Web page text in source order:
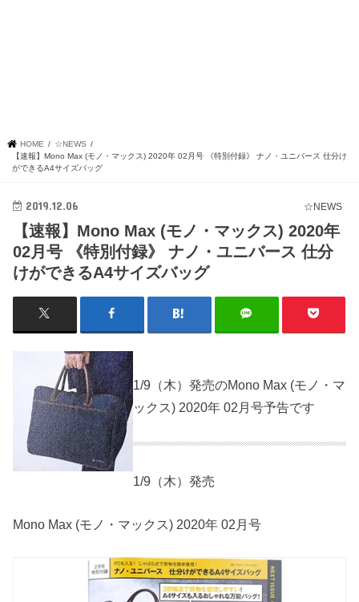
HOME
☆NEWS
【速報】Mono Max (モノ・マックス) 2020年 02月号 《特別付録》 ナノ・ユニバース 仕分け
ができるA4サイズバッグ
☆NEWS
2019.12.06
【速報】Mono Max (モノ・マックス) 2020年
02月号 《特別付録》 ナノ・ユニバース 仕分
けができるA4サイズバッグ
1/9（木）発売のMono Max (モノ・マ
ックス) 2020年 02月号予告です
1/9（木）発売
Mono Max (モノ・マックス) 2020年 02月号